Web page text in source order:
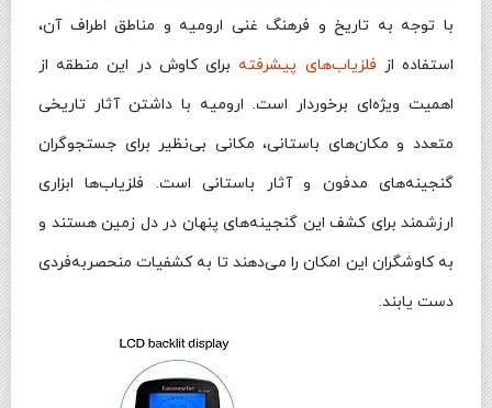
با توجه به تاریخ و فرهنگ غنی ارومیه و مناطق اطراف آن،
استفاده از فلزیاب‌های پیشرفته برای کاوش در این منطقه از
اهمیت ویژه‌ای برخوردار است. ارومیه با داشتن آثار تاریخی
متعدد و مکان‌های باستانی، مکانی بی‌نظیر برای جستجوگران
گنجینه‌های مدفون و آثار باستانی است. فلزیاب‌ها ابزاری
ارزشمند برای کشف این گنجینه‌های پنهان در دل زمین هستند و
به کاوشگران این امکان را می‌دهند تا به کشفیات منحصربه‌فردی
دست یابند.